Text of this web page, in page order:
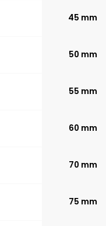
45 mm
50 mm
55 mm
60 mm
70 mm
75 mm